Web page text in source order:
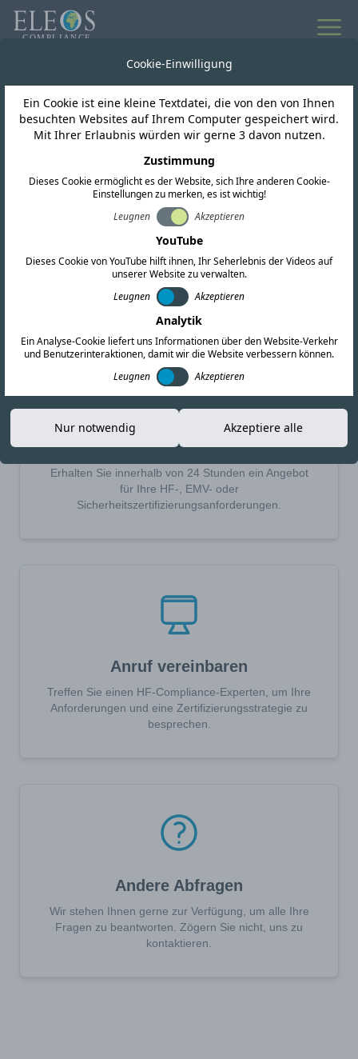
FORDERN SIE EIN ANGEBOT AN
Kontaktieren Sie uns noch
heute
Wir unterstützen Sie bei all Ihren globalen
Compliance-Anforderungen. Füllen Sie das
untenstehende Formular aus oder wenden Sie
sich direkt an unsere Niederlassungen weltweit.
Angebot anfordern
Erhalten Sie innerhalb von 24 Stunden ein Angebot
für Ihre HF-, EMV- oder
Sicherheitszertifizierungsanforderungen.
Anruf vereinbaren
Treffen Sie einen HF-Compliance-Experten, um Ihre
Anforderungen und eine Zertifizierungsstrategie zu
besprechen.
Andere Abfragen
Wir stehen Ihnen gerne zur Verfügung, um alle Ihre
Fragen zu beantworten. Zögern Sie nicht, uns zu
kontaktieren.
Cookie-Einwilligung
Ein Cookie ist eine kleine Textdatei, die von den von Ihnen
besuchten Websites auf Ihrem Computer gespeichert wird.
Mit Ihrer Erlaubnis würden wir gerne 3 davon nutzen.
Zustimmung
Dieses Cookie ermöglicht es der Website, sich Ihre anderen Cookie-
Einstellungen zu merken, es ist wichtig!
Leugnen
Akzeptieren
YouTube
Dieses Cookie von YouTube hilft ihnen, Ihr Seherlebnis der Videos auf
unserer Website zu verwalten.
Leugnen
Akzeptieren
Analytik
Ein Analyse-Cookie liefert uns Informationen über den Website-Verkehr
und Benutzerinteraktionen, damit wir die Website verbessern können.
Leugnen
Akzeptieren
Nur notwendig Akzeptiere alle